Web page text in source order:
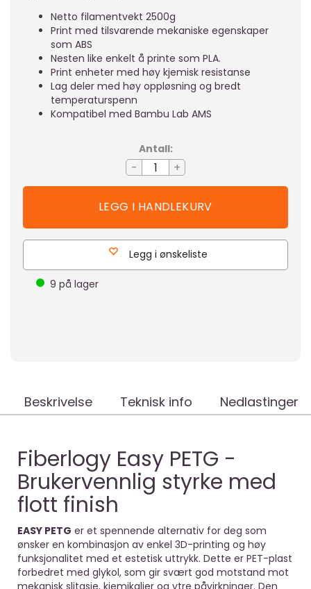
Netto filamentvekt 2500g
Print med tilsvarende mekaniske egenskaper
som ABS
Nesten like enkelt å printe som PLA.
Print enheter med høy kjemisk resistanse
Lag deler med høy oppløsning og bredt
temperaturspenn
Kompatibel med Bambu Lab AMS
Antall:
- +
Legg i ønskeliste
9 på lager
Beskrivelse Teknisk info Nedlastinger
Fiberlogy Easy PETG -
Brukervennlig styrke med
flott finish
EASY PETG er et spennende alternativ for deg som
ønsker en kombinasjon av enkel 3D-printing og høy
funksjonalitet med et estetisk uttrykk. Dette er PET-plast
forbedret med glykol, som gir svært god motstand mot
mekanisk slitasje, kjemikalier og ytre påvirkninger. Den